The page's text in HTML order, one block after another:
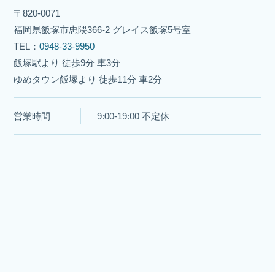
〒820-0071
福岡県飯塚市忠隈366-2 グレイス飯塚5号室
TEL：0948-33-9950
飯塚駅より 徒歩9分 車3分
ゆめタウン飯塚より 徒歩11分 車2分
営業時間 9:00-19:00 不定休